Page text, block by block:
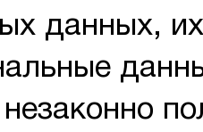
данных,